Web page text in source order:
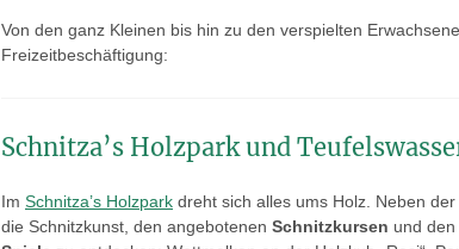
Von den ganz Kleinen bis hin zu den verspielten
Freizeitbeschäftigung:
Schnitza’s Holzpark und
Im Schnitza’s Holzpark dreht sich alles ums Holz. Neben
die Schnitzkunst, den angebotenen Schnitzkursen und